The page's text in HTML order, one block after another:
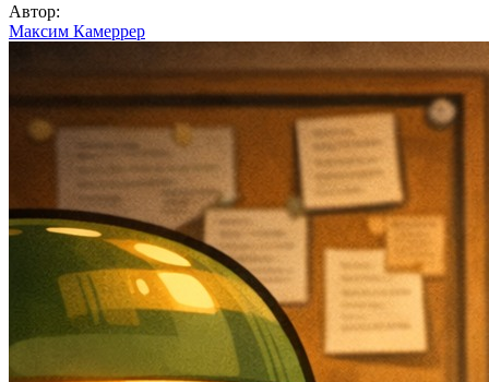
Автор:
Максим Камеррер